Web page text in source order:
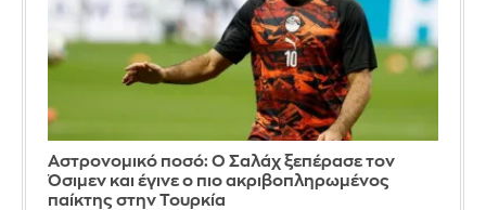
Αστρονομικό ποσό: Ο Σαλάχ ξεπέρασε τον
Όσιμεν και έγινε ο πιο ακριβοπληρωμένος
παίκτης στην Τουρκία